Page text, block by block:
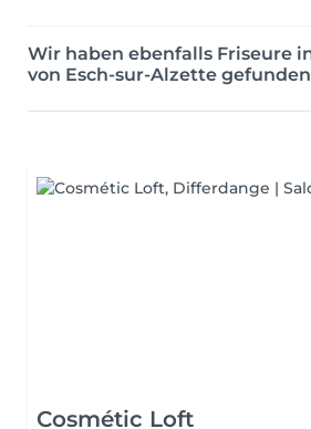
Wir haben ebenfalls Friseure
von Esch-sur-Alzette gefunden
Cosmétic Loft